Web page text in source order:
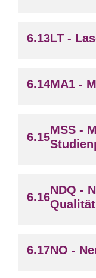
LT -
MA1 -
MSS -
NDQ -
Qualität
NO -